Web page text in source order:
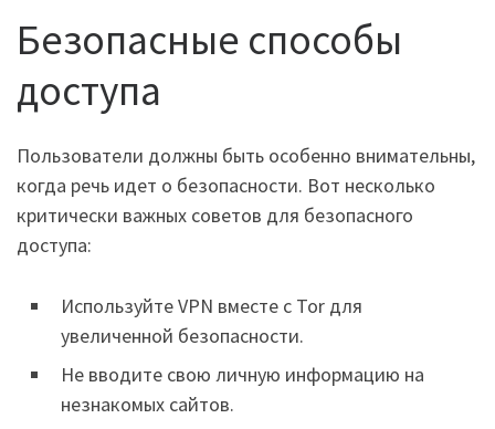
Безопасные способы
доступа
Пользователи должны быть особенно внимательны,
когда речь идет о безопасности. Вот несколько
критически важных советов для безопасного
доступа:
Используйте VPN вместе с Tor для
увеличенной безопасности.
Не вводите свою личную информацию на
незнакомых сайтов.